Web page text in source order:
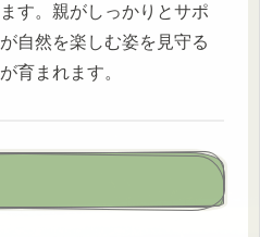
す。親がしっかりとサポ
自然を楽しむ姿を見守る
育まれます。